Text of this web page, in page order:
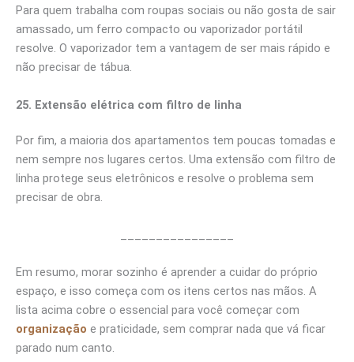
Para quem trabalha com roupas sociais ou não gosta de sair
amassado, um ferro compacto ou vaporizador portátil
resolve. O vaporizador tem a vantagem de ser mais rápido e
não precisar de tábua.
25. Extensão elétrica com filtro de linha
Por fim, a maioria dos apartamentos tem poucas tomadas e
nem sempre nos lugares certos. Uma extensão com filtro de
linha protege seus eletrônicos e resolve o problema sem
precisar de obra.
Em resumo, morar sozinho é aprender a cuidar do próprio
espaço, e isso começa com os itens certos nas mãos. A
lista acima cobre o essencial para você começar com
organização e praticidade, sem comprar nada que vá ficar
parado num canto.